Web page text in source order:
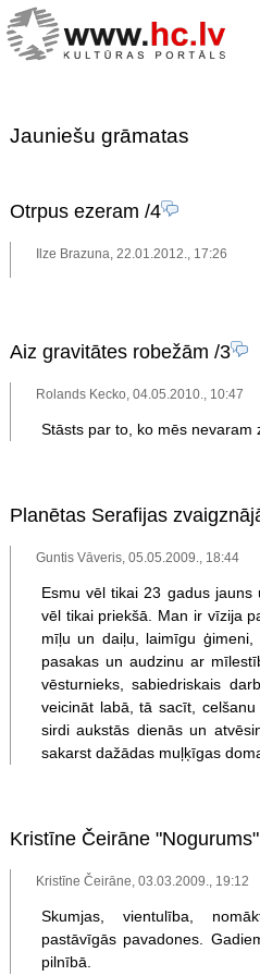
Jauniešu grāmatas
Otrpus ezeram /4
Ilze Brazuna, 22.01.2012., 17:26
Aiz gravitātes robežām /3
Rolands Kecko, 04.05.2010., 10:47
Stāsts par to, ko mēs nevaram
Planētas Serafijas
Guntis Vāveris, 05.05.2009., 18:44
Esmu vēl tikai 23 gadus
vēl tikai priekšā. Man ir vīzija
mīļu un daiļu, laimīgu
pasakas un audzinu ar
vēsturnieks, sabiedriskais
veicināt labā, tā sacīt,
sirdi aukstās dienās un
sakarst dažādas muļķīgas
Kristīne Čeirāne "Nogurums"
Kristīne Čeirāne, 03.03.2009., 19:12
Skumjas, vientulība,
pastāvīgās pavadones.
pilnībā.